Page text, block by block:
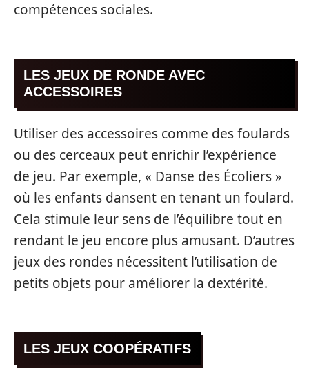
compétences sociales.
LES JEUX DE RONDE AVEC
ACCESSOIRES
Utiliser des accessoires comme des foulards
ou des cerceaux peut enrichir l’expérience
de jeu. Par exemple, « Danse des Écoliers »
où les enfants dansent en tenant un foulard.
Cela stimule leur sens de l’équilibre tout en
rendant le jeu encore plus amusant. D’autres
jeux des rondes nécessitent l’utilisation de
petits objets pour améliorer la dextérité.
LES JEUX COOPÉRATIFS